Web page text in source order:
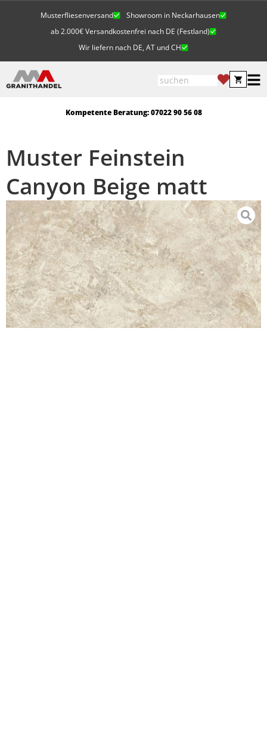
Musterfliesenversand
Showroom in Neckarhausen
ab 2.000€ Versandkostenfrei nach DE (Festland)
Wir liefern nach DE, AT und CH
Kompetente Beratung: 07022 90 56 08
Muster Feinstein
Canyon Beige matt